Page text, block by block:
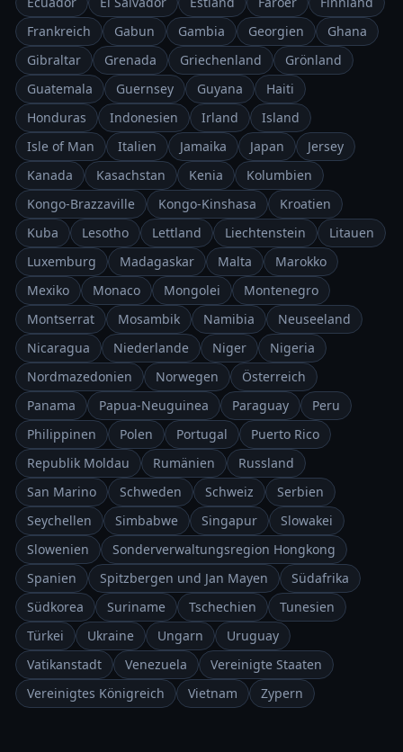
Frankreich
Gabun Gambia Georgien
Ghana
Gibraltar
Grenada Griechenland
Grönland
Guatemala
Guernsey Guyana
Haiti
Honduras
Indonesien Irland
Island
Isle of Man
Italien Jamaika Japan
Jersey
Kanada
Kasachstan Kenia
Kolumbien
Kongo-Brazzaville
Kongo-Kinshasa
Kroatien
Kuba
Lesotho Lettland Liechtenstein
Litauen
Luxemburg
Madagaskar Malta
Marokko
Mexiko
Monaco Mongolei
Montenegro
Montserrat
Mosambik Namibia
Neuseeland
Nicaragua
Niederlande Niger
Nigeria
Nordmazedonien
Norwegen
Österreich
Panama
Papua-Neuguinea Paraguay
Peru
Philippinen
Polen Portugal
Puerto Rico
Republik Moldau
Rumänien
Russland
San Marino
Schweden Schweiz
Serbien
Seychellen
Simbabwe Singapur
Slowakei
Slowenien
Sonderverwaltungsregion Hongkong
Spanien
Spitzbergen und Jan Mayen
Südafrika
Südkorea
Suriname Tschechien
Tunesien
Türkei
Ukraine Ungarn
Uruguay
Vatikanstadt
Venezuela
Vereinigte Staaten
Vereinigtes Königreich
Vietnam Zypern